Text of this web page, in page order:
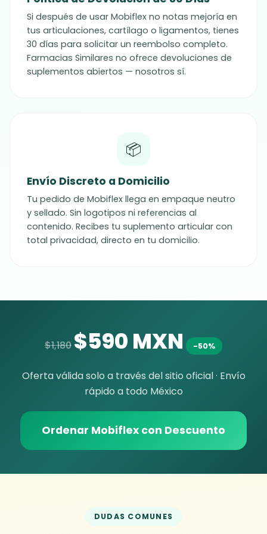
Si después de usar Mobiflex no notas mejoría en
tus articulaciones, cartílago o ligamentos, tienes
30 días para solicitar un reembolso completo.
Farmacias Similares no ofrece devoluciones de
suplementos abiertos — nosotros sí.
📦
Envío Discreto a Domicilio
Tu pedido de Mobiflex llega en empaque neutro
y sellado. Sin logotipos ni referencias al
contenido. Recibes tu suplemento articular con
total privacidad, directo en tu domicilio.
$1,180 $590 MXN -50%
Oferta válida solo a través del sitio oficial · Envío
rápido a todo México
Ordenar Mobiflex con Descuento
DUDAS COMUNES